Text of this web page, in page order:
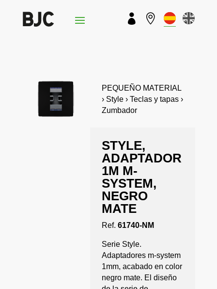
 
PEQUEÑO MATERIAL
› Style › Teclas y tapas ›
Zumbador
STYLE,
ADAPTADOR
1M M-
SYSTEM,
NEGRO
MATE
Ref.61740-NM
Serie Style.
Adaptadores m-system
1mm, acabado en color
negro mate. El diseño